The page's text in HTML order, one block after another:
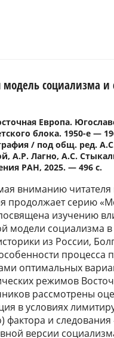
социализма и
Европа.
блока. 1950-е ―
/ под общ. ред.
А.Р. Лагно, А.С.
РАН, 2025. ― 496 с.
вниманию читателя
продолжает серию
изучению
модели социализма в
из России,
процесса
оптимальных
режимов
рассмотрены
в условиях
фактора и
версии